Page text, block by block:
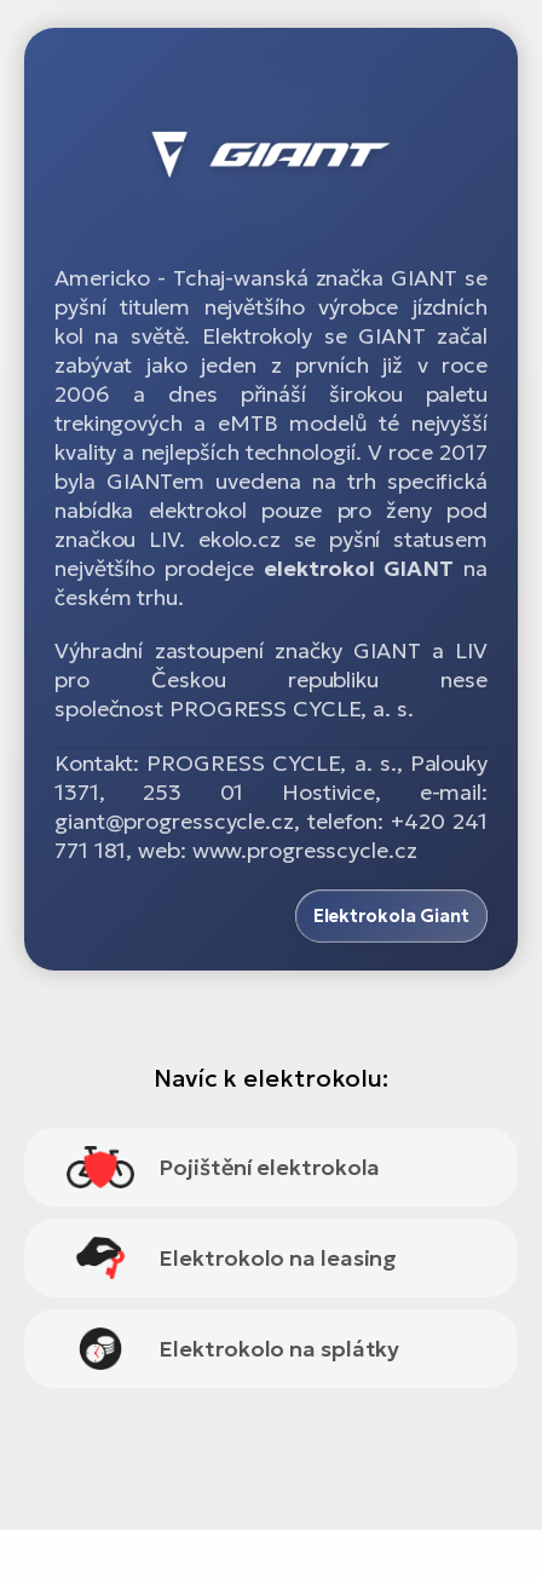
Americko - Tchaj-wanská značka GIANT se
pyšní titulem největšího výrobce jízdních
kol na světě. Elektrokoly se GIANT začal
zabývat jako jeden z prvních již v roce
2006 a dnes přináší širokou paletu
trekingových a eMTB modelů té nejvyšší
kvality a nejlepších technologií. V roce 2017
byla GIANTem uvedena na trh specifická
nabídka elektrokol pouze pro ženy pod
značkou LIV. ekolo.cz se pyšní statusem
největšího prodejce elektrokol GIANT na
českém trhu.
Výhradní zastoupení značky GIANT a LIV
pro Českou republiku nese
společnost PROGRESS CYCLE, a. s.
Kontakt: PROGRESS CYCLE, a. s., Palouky
1371, 253 01 Hostivice, e-mail:
giant@progresscycle.cz, telefon: +420 241
771 181, web: www.progresscycle.cz
Elektrokola Giant
Navíc k elektrokolu:
Pojištění elektrokola
Elektrokolo na leasing
Elektrokolo na splátky